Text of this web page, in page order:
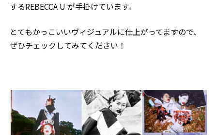
するREBECCA U が手掛けています。
とてもかっこいいヴィジュアルに仕上がってますので、
ぜひチェックしてみてください！